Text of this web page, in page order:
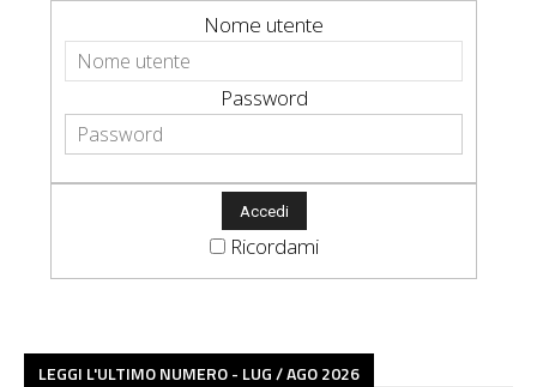
Nome utente
Password
Ricordami
LEGGI L'ULTIMO NUMERO - LUG / AGO 2026